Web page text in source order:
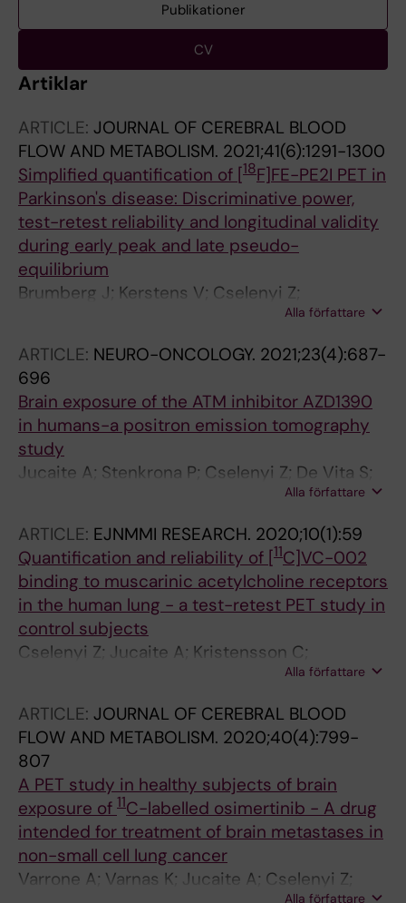
Publikationer
CV
Artiklar
ARTICLE: JOURNAL OF CEREBRAL BLOOD
FLOW AND METABOLISM. 2021;41(6):1291-1300
Simplified quantification of [18F]FE-PE2I PET in
Parkinson's disease: Discriminative power,
test-retest reliability and longitudinal validity
during early peak and late pseudo-
equilibrium
Brumberg J; Kerstens V; Cselenyi Z;
Svenningsson P; Sundgren M; Fazio P; Varrone
Alla författare
ARTICLE: NEURO-ONCOLOGY. 2021;23(4):687-
696
Brain exposure of the ATM inhibitor AZD1390
in humans-a positron emission tomography
study
Jucaite A; Stenkrona P; Cselenyi Z; De Vita S;
Buil-Bruna N; Varnas K; Savage A; Varrone A;
Johnstrom P; Schou M; Davison C; Sykes A;
Reddy VP; Hoch M; Vazquez-Romero A; Moein
MM; Halldin C; Merchant MS; Pass M; Farde L
Alla författare
ARTICLE: EJNMMI RESEARCH. 2020;10(1):59
Quantification and reliability of [11C]VC-002
binding to muscarinic acetylcholine receptors
in the human lung - a test-retest PET study in
control subjects
Cselenyi Z; Jucaite A; Kristensson C;
Stenkrona P; Ewing P; Varrone A; Johnstrom P;
M; Siikanen J; Gryback P; Larsson B; Halldin C;
Grime K; Eriksson UG; Farde L
Alla författare
ARTICLE: JOURNAL OF CEREBRAL BLOOD
FLOW AND METABOLISM. 2020;40(4):799-
807
A PET study in healthy subjects of brain
exposure of 11C-labelled osimertinib - A drug
intended for treatment of brain metastases in
non-small cell lung cancer
Varrone A; Varnas K; Jucaite A; Cselenyi Z;
Alla författare